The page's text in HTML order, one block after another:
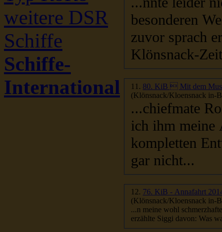
weitere DSR
Schiffe
Schiffe-
International
besonderen
zuvor sprach
Klönsnack-
11. 80. KiB  Mit dem
(Klönsnack/Kloensnack in-
...chiefmate
ich ihm meine
kompletten
gar nicht...
12. 76. KiB - Annafahrt
(Klönsnack/Kloensnack in-
...n meine wohl
erzählte